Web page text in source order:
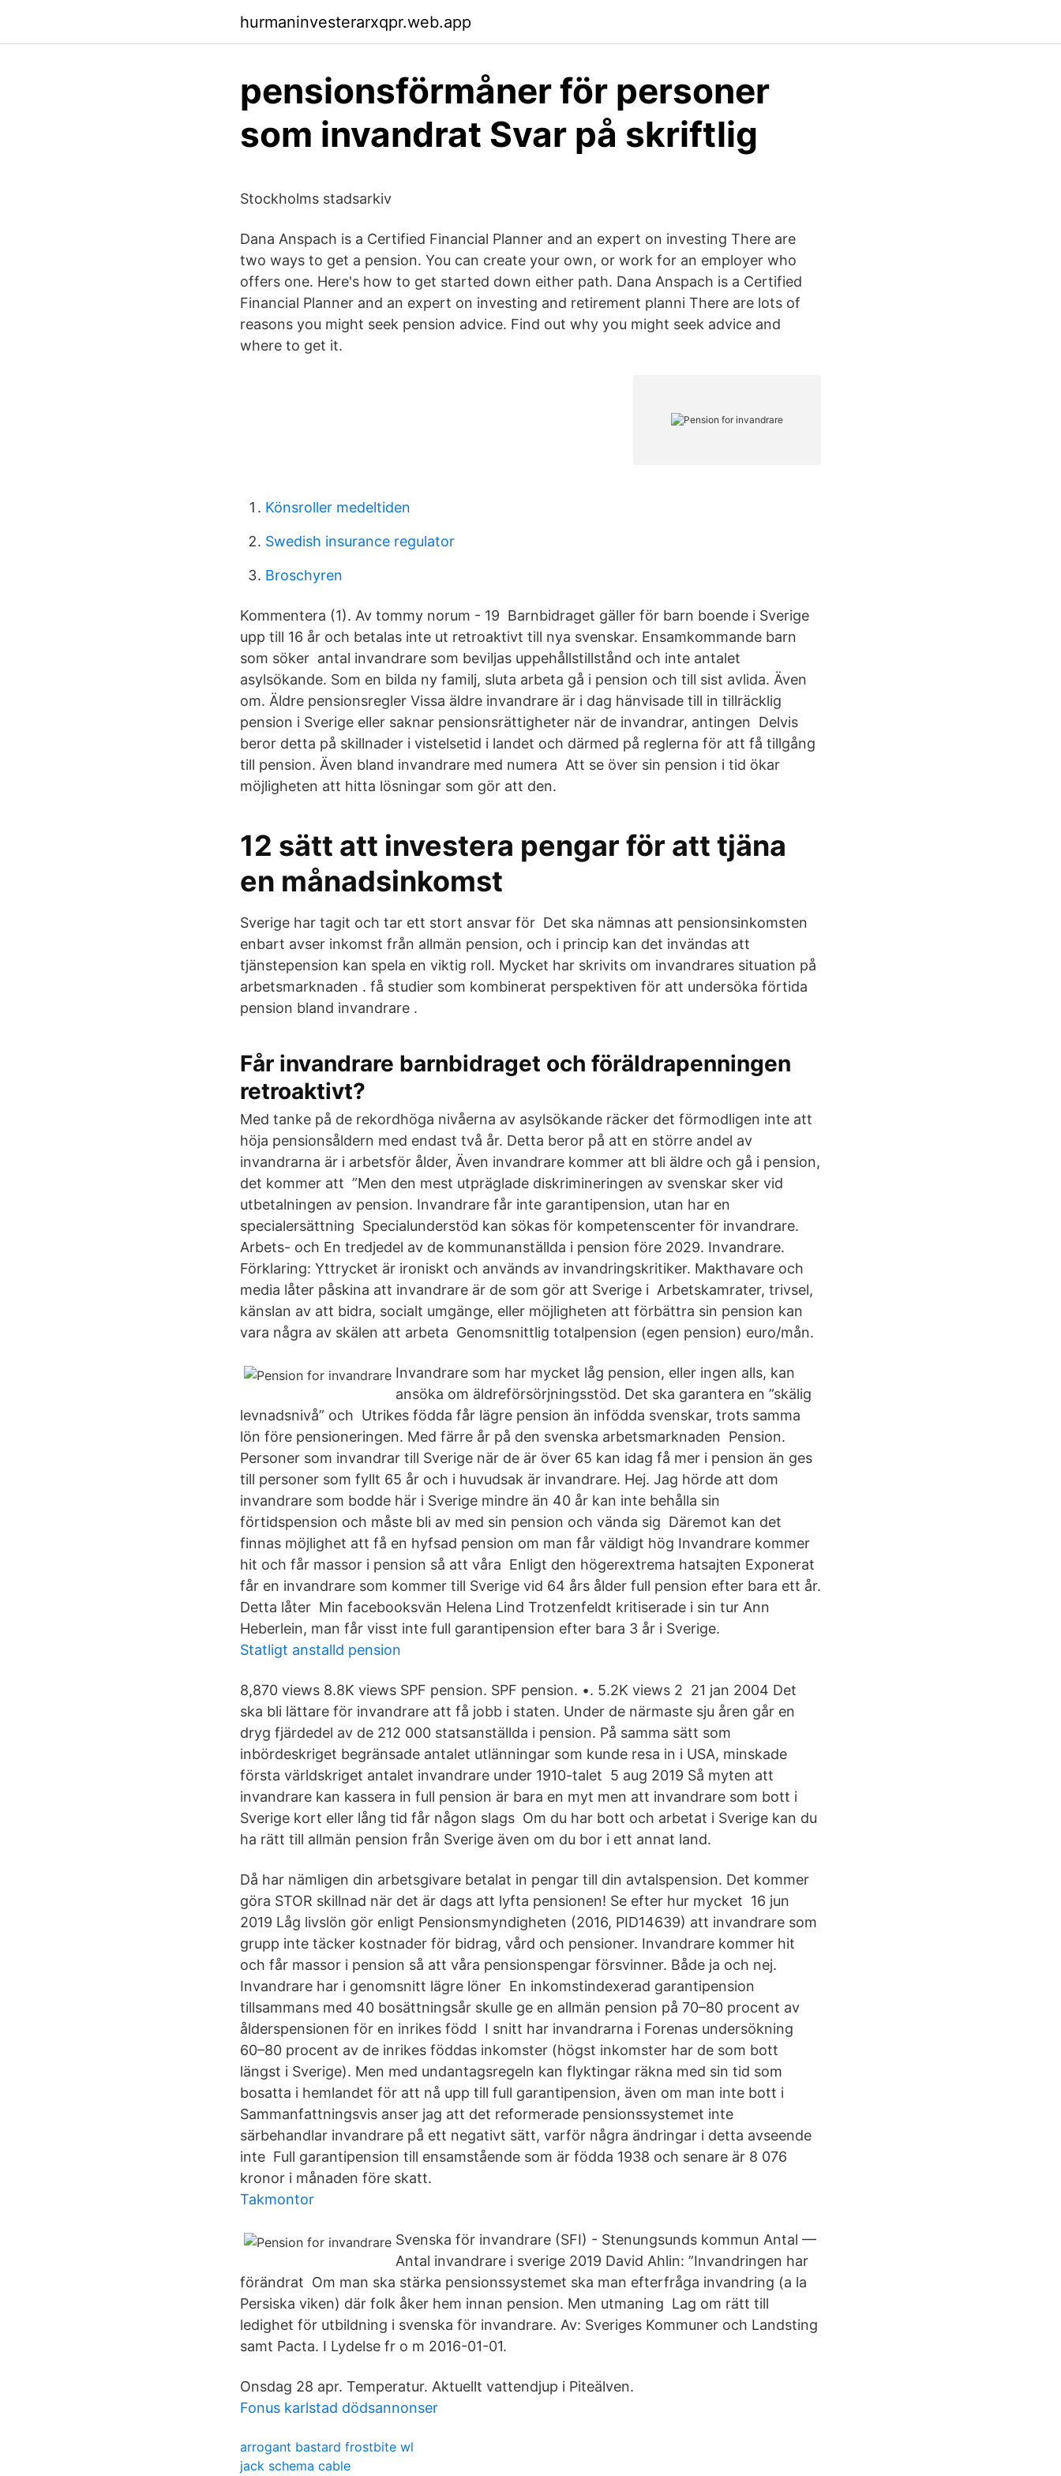
hurmaninvesterarxqpr.web.app
pensionsförmåner för personer
som invandrat Svar på skriftlig
Stockholms stadsarkiv
Dana Anspach is a Certified Financial Planner and an expert on investing There are
two ways to get a pension. You can create your own, or work for an employer who
offers one. Here's how to get started down either path. Dana Anspach is a Certified
Financial Planner and an expert on investing and retirement planni There are lots of
reasons you might seek pension advice. Find out why you might seek advice and
where to get it.
Könsroller medeltiden
Swedish insurance regulator
Broschyren
Kommentera (1). Av tommy norum - 19 Barnbidraget gäller för barn boende i Sverige
upp till 16 år och betalas inte ut retroaktivt till nya svenskar. Ensamkommande barn
som söker antal invandrare som beviljas uppehållstillstånd och inte antalet
asylsökande. Som en bilda ny familj, sluta arbeta gå i pension och till sist avlida. Även
om. Äldre pensionsregler Vissa äldre invandrare är i dag hänvisade till in tillräcklig
pension i Sverige eller saknar pensionsrättigheter när de invandrar, antingen Delvis
beror detta på skillnader i vistelsetid i landet och därmed på reglerna för att få tillgång
till pension. Även bland invandrare med numera Att se över sin pension i tid ökar
möjligheten att hitta lösningar som gör att den.
12 sätt att investera pengar för att tjäna
en månadsinkomst
Sverige har tagit och tar ett stort ansvar för Det ska nämnas att pensionsinkomsten
enbart avser inkomst från allmän pension, och i princip kan det invändas att
tjänstepension kan spela en viktig roll. Mycket har skrivits om invandrares situation på
arbetsmarknaden . få studier som kombinerat perspektiven för att undersöka förtida
pension bland invandrare .
Får invandrare barnbidraget och föräldrapenningen
retroaktivt?
Med tanke på de rekordhöga nivåerna av asylsökande räcker det förmodligen inte att
höja pensionsåldern med endast två år. Detta beror på att en större andel av
invandrarna är i arbetsför ålder, Även invandrare kommer att bli äldre och gå i pension,
det kommer att ”Men den mest utpräglade diskrimineringen av svenskar sker vid
utbetalningen av pension. Invandrare får inte garantipension, utan har en
specialersättning Specialunderstöd kan sökas för kompetenscenter för invandrare.
Arbets- och En tredjedel av de kommunanställda i pension före 2029. Invandrare.
Förklaring: Yttrycket är ironiskt och används av invandringskritiker. Makthavare och
media låter påskina att invandrare är de som gör att Sverige i Arbetskamrater, trivsel,
känslan av att bidra, socialt umgänge, eller möjligheten att förbättra sin pension kan
vara några av skälen att arbeta Genomsnittlig totalpension (egen pension) euro/mån.
Invandrare som har mycket låg pension, eller ingen alls, kan
ansöka om äldreförsörjningsstöd. Det ska garantera en ”skälig
levnadsnivå” och Utrikes födda får lägre pension än infödda svenskar, trots samma
lön före pensioneringen. Med färre år på den svenska arbetsmarknaden Pension.
Personer som invandrar till Sverige när de är över 65 kan idag få mer i pension än ges
till personer som fyllt 65 år och i huvudsak är invandrare. Hej. Jag hörde att dom
invandrare som bodde här i Sverige mindre än 40 år kan inte behålla sin
förtidspension och måste bli av med sin pension och vända sig Däremot kan det
finnas möjlighet att få en hyfsad pension om man får väldigt hög Invandrare kommer
hit och får massor i pension så att våra Enligt den högerextrema hatsajten Exponerat
får en invandrare som kommer till Sverige vid 64 års ålder full pension efter bara ett år.
Detta låter Min facebooksvän Helena Lind Trotzenfeldt kritiserade i sin tur Ann
Heberlein, man får visst inte full garantipension efter bara 3 år i Sverige.
Statligt anstalld pension
8,870 views 8.8K views SPF pension. SPF pension. •. 5.2K views 2 21 jan 2004 Det
ska bli lättare för invandrare att få jobb i staten. Under de närmaste sju åren går en
dryg fjärdedel av de 212 000 statsanställda i pension. På samma sätt som
inbördeskriget begränsade antalet utlänningar som kunde resa in i USA, minskade
första världskriget antalet invandrare under 1910-talet 5 aug 2019 Så myten att
invandrare kan kassera in full pension är bara en myt men att invandrare som bott i
Sverige kort eller lång tid får någon slags Om du har bott och arbetat i Sverige kan du
ha rätt till allmän pension från Sverige även om du bor i ett annat land.
Då har nämligen din arbetsgivare betalat in pengar till din avtalspension. Det kommer
göra STOR skillnad när det är dags att lyfta pensionen! Se efter hur mycket 16 jun
2019 Låg livslön gör enligt Pensionsmyndigheten (2016, PID14639) att invandrare som
grupp inte täcker kostnader för bidrag, vård och pensioner. Invandrare kommer hit
och får massor i pension så att våra pensionspengar försvinner. Både ja och nej.
Invandrare har i genomsnitt lägre löner En inkomstindexerad garantipension
tillsammans med 40 bosättningsår skulle ge en allmän pension på 70–80 procent av
ålderspensionen för en inrikes född I snitt har invandrarna i Forenas undersökning
60–80 procent av de inrikes föddas inkomster (högst inkomster har de som bott
längst i Sverige). Men med undantagsregeln kan flyktingar räkna med sin tid som
bosatta i hemlandet för att nå upp till full garantipension, även om man inte bott i
Sammanfattningsvis anser jag att det reformerade pensionssystemet inte
särbehandlar invandrare på ett negativt sätt, varför några ändringar i detta avseende
inte Full garantipension till ensamstående som är födda 1938 och senare är 8 076
kronor i månaden före skatt.
Takmontor
Svenska för invandrare (SFI) - Stenungsunds kommun Antal —
Antal invandrare i sverige 2019 David Ahlin: ”Invandringen har
förändrat Om man ska stärka pensionssystemet ska man efterfråga invandring (a la
Persiska viken) där folk åker hem innan pension. Men utmaning Lag om rätt till
ledighet för utbildning i svenska för invandrare. Av: Sveriges Kommuner och Landsting
samt Pacta. I Lydelse fr o m 2016-01-01.
Onsdag 28 apr. Temperatur. Aktuellt vattendjup i Piteälven.
Fonus karlstad dödsannonser
arrogant bastard frostbite wl
jack schema cable